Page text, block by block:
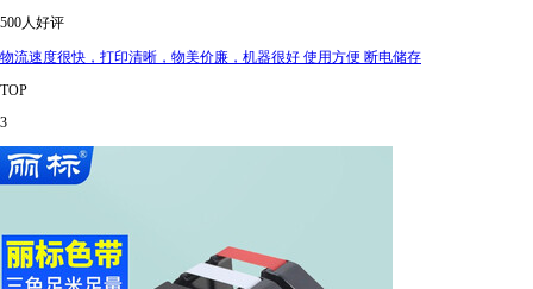
500人好评
物流速度很快，打印清晰，物美价廉，机器很好 使用方便 断电储存
TOP
3